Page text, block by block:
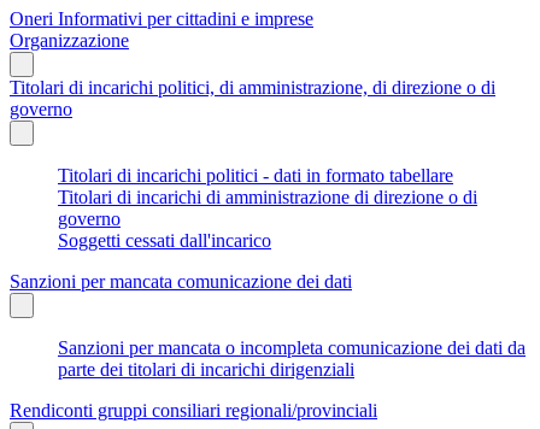
Oneri Informativi per cittadini e imprese
Organizzazione
Titolari di incarichi politici, di amministrazione, di direzione o di
governo
Titolari di incarichi politici - dati in formato tabellare
Titolari di incarichi di amministrazione di direzione o di
governo
Soggetti cessati dall'incarico
Sanzioni per mancata comunicazione dei dati
Sanzioni per mancata o incompleta comunicazione dei dati da
parte dei titolari di incarichi dirigenziali
Rendiconti gruppi consiliari regionali/provinciali